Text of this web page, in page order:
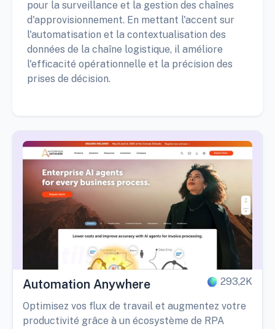
pour la surveillance et la gestion des chaînes
d'approvisionnement. En mettant l'accent sur
l'automatisation et la contextualisation des
données de la chaîne logistique, il améliore
l'efficacité opérationnelle et la précision des
prises de décision.
Automation Anywhere 293,2K
Optimisez vos flux de travail et augmentez votre
productivité grâce à un écosystème de RPA